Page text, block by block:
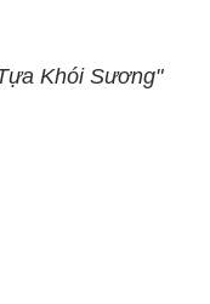
Khói Sương"